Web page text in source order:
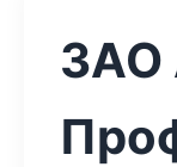
ЗАО